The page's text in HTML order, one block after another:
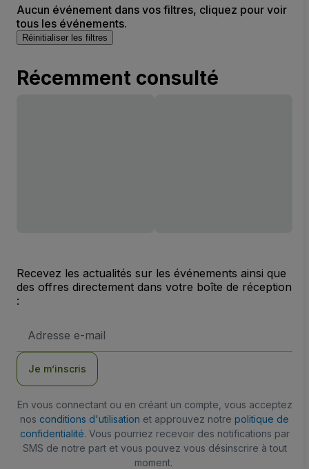
Aucun événement dans vos filtres, cliquez pour voir
tous les événements.
Réinitialiser les filtres
Récemment consulté
Recevez les actualités sur les événements ainsi que
des offres directement dans votre boîte de réception
:
e-
Je m’inscris
En vous connectant ou en créant un compte, vous acceptez
nos conditions d'utilisation et approuvez notre politique de
confidentialité. Vous pourriez recevoir des notifications par
SMS de notre part et vous pouvez vous désinscrire à tout
moment.